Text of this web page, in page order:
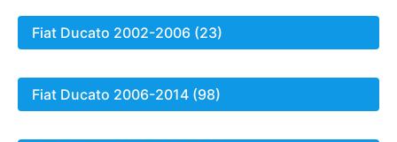
Fiat Ducato 2002-2006 (23)
Fiat Ducato 2006-2014 (98)